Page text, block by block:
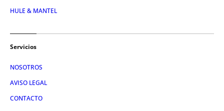
HULE & MANTEL
Servicios
NOSOTROS
AVISO LEGAL
CONTACTO